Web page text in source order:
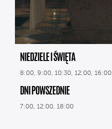
NIEDZIELE I ŚWIĘTA
8:00, 9:00, 10:30, 12:00,
DNI POWSZEDNIE
7:00, 12:00, 18:00